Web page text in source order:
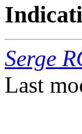
Serge
Last